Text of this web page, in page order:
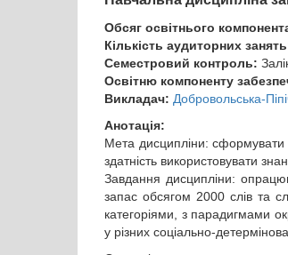
Обсяг освітнього
Кількість аудиторних
Семестровий контроль:
Освітню компоненту
Викладач: Добровольська-
Анотація:
Мета дисципліни: сформувати
здатність використовувати
Завдання дисципліни:
запас обсягом 2000 слів та
категоріями, з парадигмами
у різних соціально-